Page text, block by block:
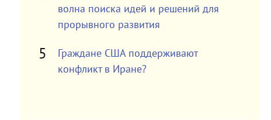
волна поиска идей и решений для
прорывного развития
Граждане США поддерживают
конфликт в Иране?